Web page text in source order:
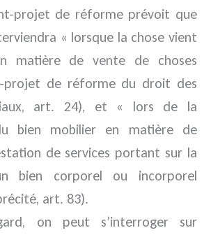
projet de réforme prévoit que
« lorsque la chose vient
matière de vente de choses
projet de réforme du droit des
art. 24), et « lors de la
bien mobilier en matière de
de services portant sur la
bien corporel ou incorporel
art. 83).
on peut s’interroger sur